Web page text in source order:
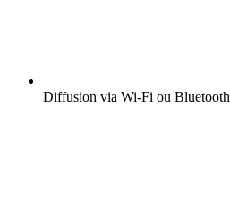
Diffusion via Wi-Fi ou Bluetooth